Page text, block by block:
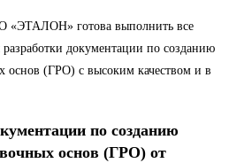
«ЭТАЛОН» готова выполнить все
документации по созданию
основ (ГРО) с высоким качеством и в
по созданию
основ (ГРО) от